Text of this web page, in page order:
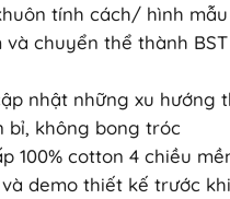
tính cách/ hình
chuyển thể thành
nhật những xu
bỉ, không bong tróc
100% cotton 4 chiều
demo thiết kế trước